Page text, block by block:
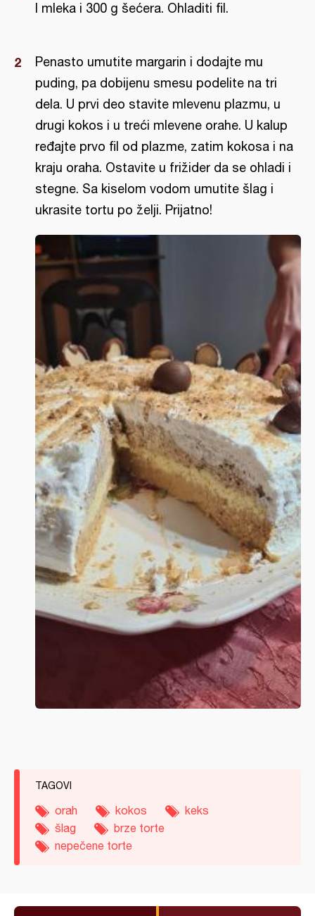
l mleka i 300 g šećera. Ohladiti fil.
Penasto umutite margarin i dodajte mu
puding, pa dobijenu smesu podelite na tri
dela. U prvi deo stavite mlevenu plazmu, u
drugi kokos i u treći mlevene orahe. U kalup
ređajte prvo fil od plazme, zatim kokosa i na
kraju oraha. Ostavite u frižider da se ohladi i
stegne. Sa kiselom vodom umutite šlag i
ukrasite tortu po želji. Prijatno!
TAGOVI
orah kokos
keks
šlag
brze torte
nepečene torte